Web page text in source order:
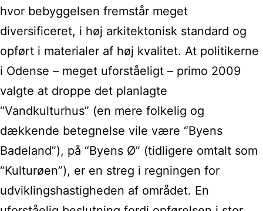
hvor bebyggelsen fremstår meget
diversificeret, i høj arkitektonisk standard og
opført i materialer af høj kvalitet. At politikerne
i Odense – meget uforståeligt – primo 2009
valgte at droppe det planlagte
“Vandkulturhus” (en mere folkelig og
dækkende betegnelse vile være “Byens
Badeland”), på “Byens Ø” (tidligere omtalt som
“Kulturøen”), er en streg i regningen for
udviklingshastigheden af området. En